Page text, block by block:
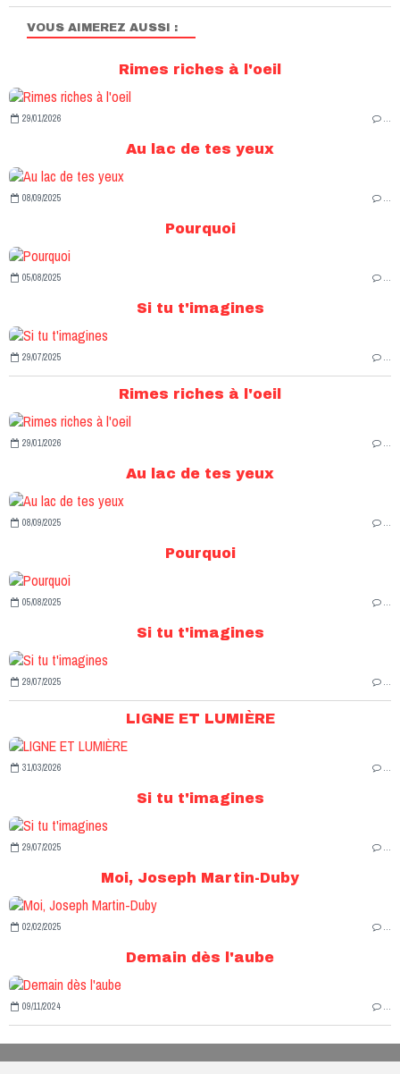
VOUS AIMEREZ AUSSI :
Rimes riches à l'oeil
29/01/2026 …
Au lac de tes yeux
08/09/2025 …
Pourquoi
05/08/2025 …
Si tu t'imagines
29/07/2025 …
Rimes riches à l'oeil
29/01/2026 …
Au lac de tes yeux
08/09/2025 …
Pourquoi
05/08/2025 …
Si tu t'imagines
29/07/2025 …
LIGNE ET LUMIÈRE
31/03/2026 …
Si tu t'imagines
29/07/2025 …
Moi, Joseph Martin-Duby
02/02/2025 …
Demain dès l'aube
09/11/2024 …